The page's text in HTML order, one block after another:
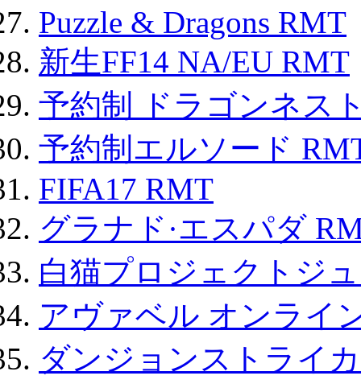
Puzzle & Dragons RMT
新生FF14 NA/EU RMT
予約制 ドラゴンネス
予約制エルソード
FIFA17 RMT
グラナド·エスパダ
白猫プロジェクトジ
アヴァベル オンライ
ダンジョンストライ